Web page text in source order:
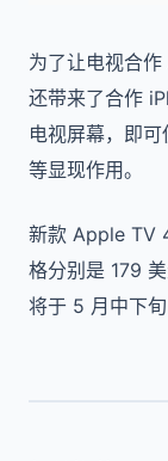
为了让电视合
还带来了合作
电视屏幕，即
等显现作用。
新款 Apple TV
格分别是 179
将于 5 月中下旬